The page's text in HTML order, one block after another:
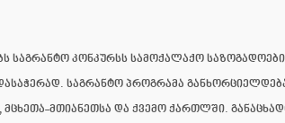
საგრანტო კონკურსს სამოქალაქო
საგრანტო პროგრამა
მთიანეთსა და ქვემო ქართლში.